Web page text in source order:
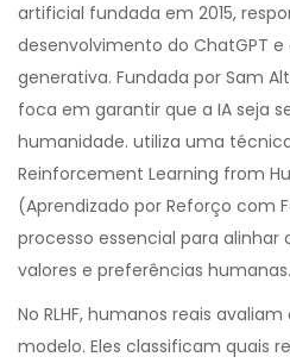
artificial fundada em 2015,
desenvolvimento do ChatGPT
generativa. Fundada por Sam
foca em garantir que a IA seja
humanidade. utiliza uma
Reinforcement Learning from
(Aprendizado por Reforço com
processo essencial para alinhar
valores e preferências humanas.
No RLHF, humanos reais
modelo. Eles classificam quais